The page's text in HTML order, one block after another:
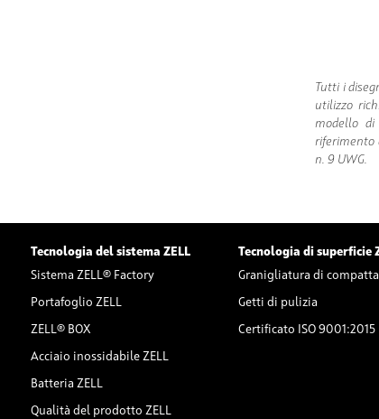
Tutti i
utilizzo
modello di
riferimento
n. 9 UWG.
Tecnologia del sistema ZELL
Sistema ZELL® Factory
Portafoglio ZELL
ZELL® BOX
Acciaio inossidabile ZELL
Batteria ZELL
Qualità del prodotto ZELL
Tecnologia di superficie
Granigliatura di
Getti di pulizia
Certificato ISO 9001:2015